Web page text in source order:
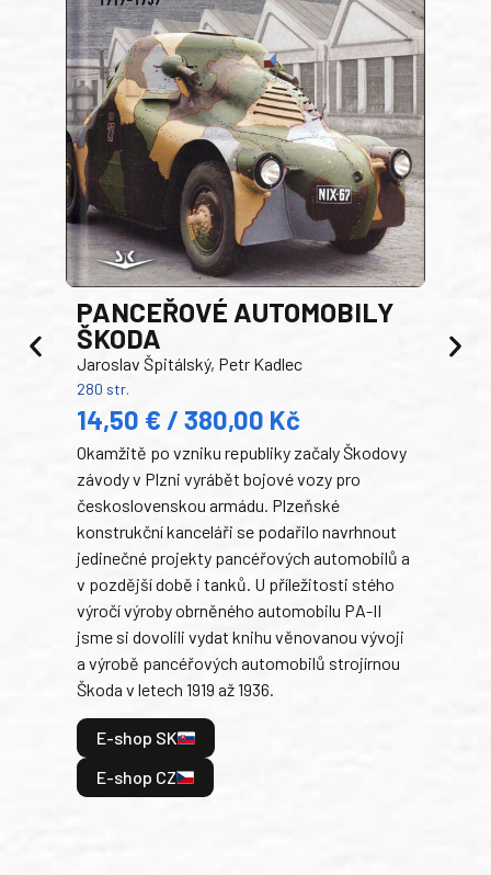
PANCEŘOVÉ AUTOMOBILY
ŠKODA
Jaroslav Špitálský, Petr Kadlec
280 str.
14,50 € / 380,00 Kč
Okamžitě po vzniku republiky začaly Škodovy
závody v Plzni vyrábět bojové vozy pro
československou armádu. Plzeňské
konstrukční kanceláři se podařilo navrhnout
jedinečné projekty pancéřových automobilů a
v pozdější době i tanků. U příležitosti stého
výročí výroby obrněného automobilu PA-II
jsme si dovolili vydat knihu věnovanou vývoji
a výrobě pancéřových automobilů strojírnou
Škoda v letech 1919 až 1936.
E-shop SK
E-shop CZ